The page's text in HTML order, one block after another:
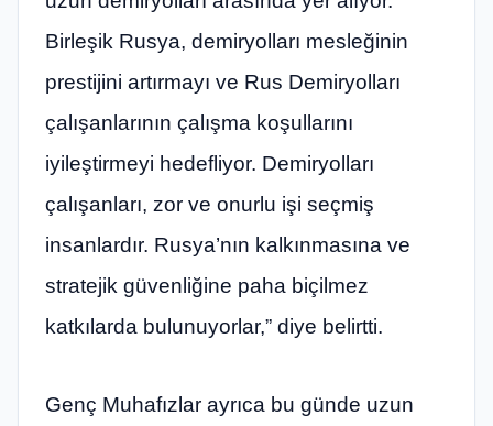
Birleşik Rusya, demiryolları mesleğinin
prestijini artırmayı ve Rus Demiryolları
çalışanlarının çalışma koşullarını
iyileştirmeyi hedefliyor. Demiryolları
çalışanları, zor ve onurlu işi seçmiş
insanlardır. Rusya’nın kalkınmasına ve
stratejik güvenliğine paha biçilmez
katkılarda bulunuyorlar,” diye belirtti.
Genç Muhafızlar ayrıca bu günde uzun